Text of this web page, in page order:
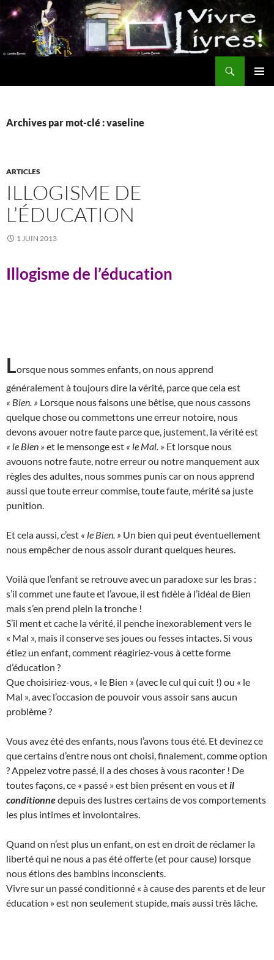
Aller
au
contenu
Archives par mot-clé : vaseline
ARTICLES
ILLOGISME DE
L’ÉDUCATION
1 JUIN 2013
Illogisme de l’éducation
Lorsque nous sommes enfants, on nous apprend
généralement à toujours dire la vérité, parce que cela est
« Bien. » Lorsque nous faisons une bêtise, que nous cassons
quelque chose ou commettons une erreur notoire, nous
devons avouer notre faute parce que, justement, la vérité est
« le Bien » et le mensonge est « le Mal. » Et lorsque nous
avouons notre faute, notre erreur ou notre manquement aux
règles des adultes, nous sommes punis car on nous apprend
aussi que toute erreur commise, toute faute, mérité sa juste
punition.
Et cela aussi, c’est « le Bien. » Un bien qui peut éventuellement
nous empêcher de nous assoir durant quelques heures.
Voilà que l’enfant se retrouve avec un paradoxe sur les bras :
s’il commet une faute et l’avoue, il est fidèle à l’idéal de Bien
mais s’en prend plein la tronche !
S’il ment et cache la vérité, il penche inexorablement vers le
« Mal », mais il conserve ses joues ou fesses intactes. Si vous
étiez un enfant, comment réagiriez-vous à cette forme
d’éducation ?
Que choisiriez-vous, « le Bien » (avec le cul qui cuit !) ou « le
Mal », avec l’occasion de pouvoir vous assoir sans aucun
problème ?
Vous avez été des enfants, nous l’avons tous été. Et devinez ce
que certains d’entre nous ont choisi, finalement, comme option
? Appelez votre passé, il a des choses à vous raconter ! De
toutes façons, ce « passé » est bien présent en vous et il
conditionnedepuis des lustres certains de vos comportements
les plus intimes et involontaires.
Quand on n’est plus un enfant, on est en droit de réclamer la
liberté qui ne nous a pas été offerte (et pour cause) lorsque
nous étions des bambins inconscients.
Vivre sur un passé conditionné « à cause des parents et de leur
éducation » est non seulement stupide, mais aussi très lâche.